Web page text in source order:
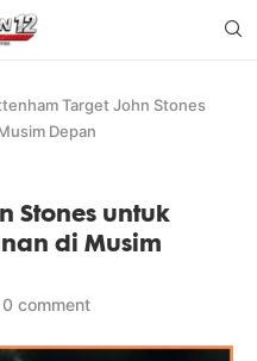
Target John Stones
Depan
Stones untuk
di Musim
0 comment